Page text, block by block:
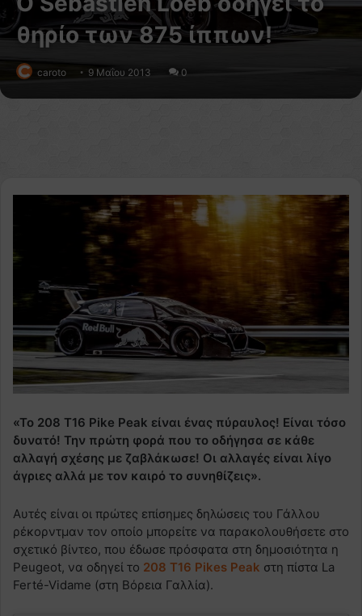
θηρίο των 875 ίππων!
caroto 9 Μαΐου 2013 0
«Το 208 T16 Pike Peak είναι ένας πύραυλος! Είναι τόσο
δυνατό! Την πρώτη φορά που το οδήγησα σε κάθε
αλλαγή σχέσης με ζαβλάκωσε! Οι αλλαγές είναι λίγο
άγριες αλλά με τον καιρό το συνηθίζεις».
Αυτές είναι οι πρώτες επίσημες δηλώσεις του Γάλλου
ρέκορντμαν τον οποίο μπορείτε να παρακολουθήσετε στο
σχετικό βίντεο, που έδωσε πρόσφατα στη δημοσιότητα η
Peugeot, να οδηγεί το 208 T16 Pikes Peak στη πίστα La
Ferté-Vidame (στη Βόρεια Γαλλία).